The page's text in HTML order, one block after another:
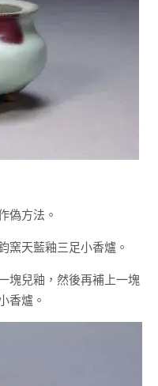
偽方法。
窯天藍釉三足小香爐。
塊兒釉，然後再補上一塊
香爐。